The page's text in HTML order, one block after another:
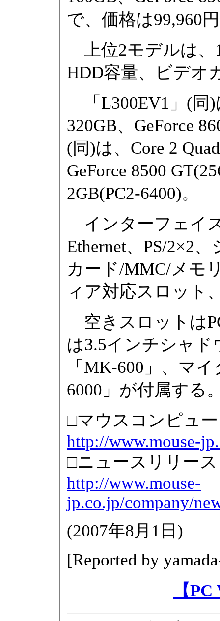
で、価格は99,960
上位2モデルは、
HDD容量、ビデオ
「L300EV1」(同)
320GB、GeForce
(同)は、Core 2
GeForce 8500
2GB(PC2-6400)。
インターフェイ
Ethernet、PS/2×2
カード/MMC/メモ
ィア対応スロット
空きスロットは
は3.5インチシャ
「MK-600」、マ
6000」が付属する
□マウスコンピュ
http://www.mouse-
□ニュースリリース
http://www.mouse-
jp.co.jp/company/
(2007年8月1日 )
[Reported by
【